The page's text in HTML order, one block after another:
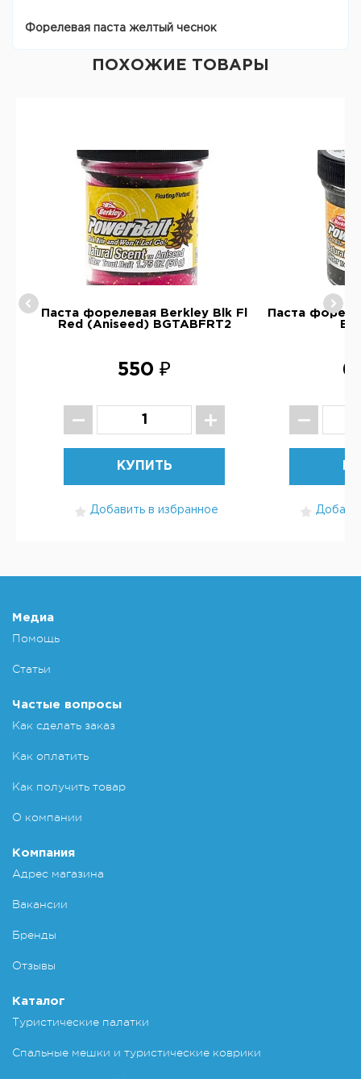
Форелевая паста желтый чеснок
ПОХОЖИЕ ТОВАРЫ
Паста форелевая Berkley Blk Fl
Red (Aniseed) BGTABFRT2
550 ₽
КУПИТЬ
Добавить в избранное
Паста
Медиа
Помощь
Статьи
Частые вопросы
Как сделать заказ
Как оплатить
Как получить товар
О компании
Компания
Адрес магазина
Вакансии
Бренды
Отзывы
Каталог
Туристические палатки
Спальные мешки и туристические коврики